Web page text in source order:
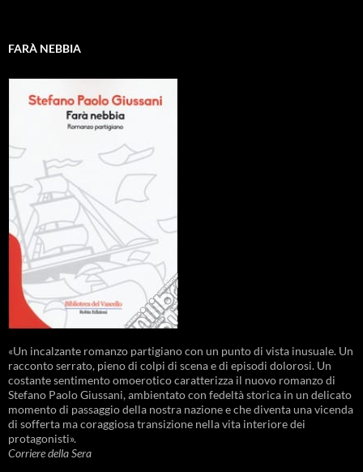
FARÀ NEBBIA
«Un incalzante romanzo partigiano con un punto di vista inusuale. Un
racconto serrato, pieno di colpi di scena e di episodi dolorosi. Un
costante sentimento omoerotico caratterizza il nuovo romanzo di
Stefano Paolo Giussani, ambientato con fedeltà storica in un delicato
momento di passaggio della nostra nazione e che diventa una vicenda
di sofferta ma coraggiosa transizione nella vita interiore dei
protagonisti».
Corriere della Sera